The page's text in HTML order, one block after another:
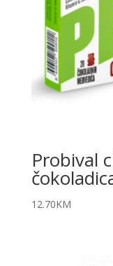
Probival
12.70KM